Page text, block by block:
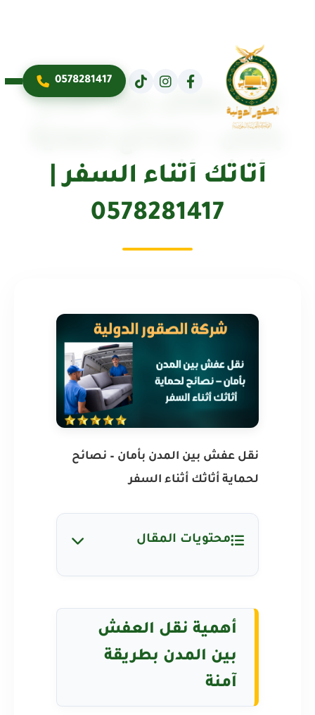
0578281417
نقل عفش بين المدن
أثاثك أثناء السفر |
0578281417
نقل عفش بين المدن بأمان – نصائح
لحماية أثاثك أثناء السفر
محتويات المقال
أهمية نقل العفش
بين المدن بطريقة
آمنة